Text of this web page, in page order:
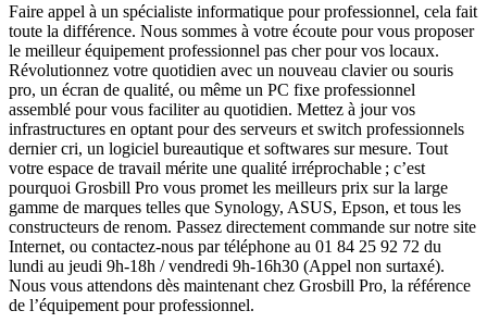
Faire appel à un spécialiste informatique pour professionnel, cela fait
toute la différence. Nous sommes à votre écoute pour vous proposer
le meilleur équipement professionnel pas cher pour vos locaux.
Révolutionnez votre quotidien avec un nouveau clavier ou souris
pro, un écran de qualité, ou même un PC fixe professionnel
assemblé pour vous faciliter au quotidien. Mettez à jour vos
infrastructures en optant pour des serveurs et switch professionnels
dernier cri, un logiciel bureautique et softwares sur mesure. Tout
votre espace de travail mérite une qualité irréprochable ; c’est
pourquoi Grosbill Pro vous promet les meilleurs prix sur la large
gamme de marques telles que Synology, ASUS, Epson, et tous les
constructeurs de renom. Passez directement commande sur notre site
Internet, ou contactez-nous par téléphone au 01 84 25 92 72 du
lundi au jeudi 9h-18h / vendredi 9h-16h30 (Appel non surtaxé).
Nous vous attendons dès maintenant chez Grosbill Pro, la référence
de l’équipement pour professionnel.